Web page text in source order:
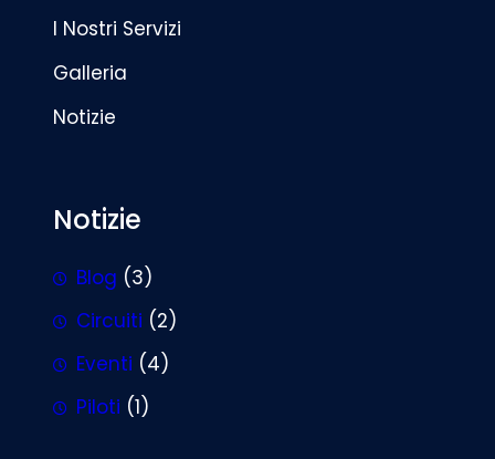
I Nostri Servizi
Galleria
Notizie
Notizie
Blog (3)
Circuiti (2)
Eventi (4)
Piloti (1)